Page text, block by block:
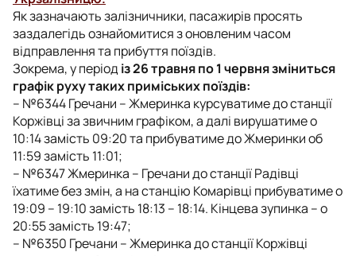
Як зазначають залізничники, пасажирів просять
заздалегідь ознайомитися з оновленим часом
відправлення та прибуття поїздів.
Зокрема, у період із 26 травня по 1 червня зміниться
графік руху таких приміських поїздів:
– №6344 Гречани – Жмеринка курсуватиме до станції
Коржівці за звичним графіком, а далі вирушатиме о
10:14 замість 09:20 та прибуватиме до Жмеринки об
11:59 замість 11:01;
– №6347 Жмеринка – Гречани до станції Радівці
їхатиме без змін, а на станцію Комарівці прибуватиме о
19:09 – 19:10 замість 18:13 – 18:14. Кінцева зупинка – о
20:55 замість 19:47;
– №6350 Гречани – Жмеринка до станції Коржівці